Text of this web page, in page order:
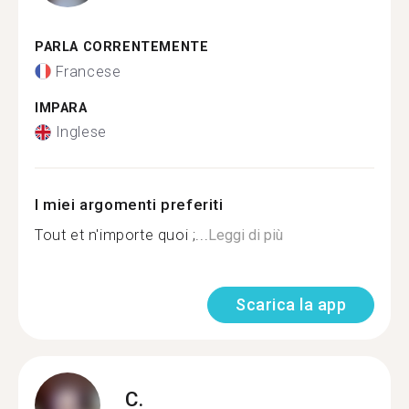
PARLA CORRENTEMENTE
Francese
IMPARA
Inglese
I miei argomenti preferiti
Tout et n'importe quoi ;...Leggi di più
Scarica la app
C.